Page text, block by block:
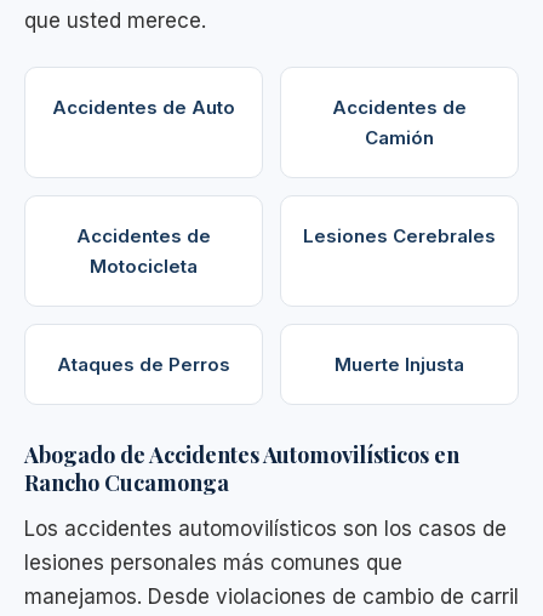
que usted merece.
Accidentes de Auto
Accidentes de
Camión
Accidentes de
Motocicleta
Lesiones Cerebrales
Ataques de Perros Muerte Injusta
Abogado de Accidentes Automovilísticos en
Rancho Cucamonga
Los accidentes automovilísticos son los casos de
lesiones personales más comunes que
manejamos. Desde violaciones de cambio de carril